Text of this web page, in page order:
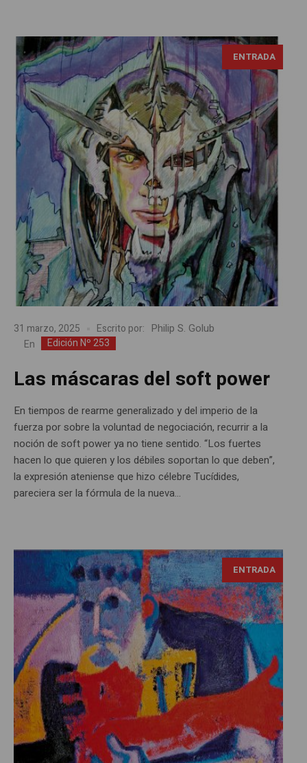
ENTRADA
31 marzo, 2025 Escrito por: Philip S. Golub
En Edición Nº 253
Las máscaras del soft power
En tiempos de rearme generalizado y del imperio de la
fuerza por sobre la voluntad de negociación, recurrir a la
noción de soft power ya no tiene sentido. “Los fuertes
hacen lo que quieren y los débiles soportan lo que deben”,
la expresión ateniense que hizo célebre Tucídides,
pareciera ser la fórmula de la nueva...
ENTRADA